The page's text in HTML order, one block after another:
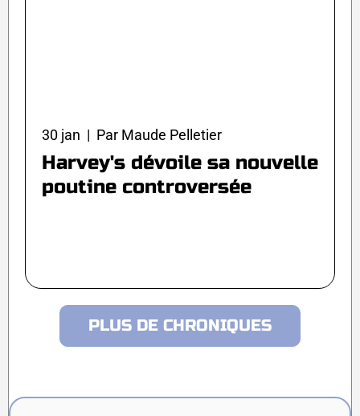
30 jan | Par Maude Pelletier
Harvey's dévoile sa nouvelle
poutine controversée
PLUS DE CHRONIQUES